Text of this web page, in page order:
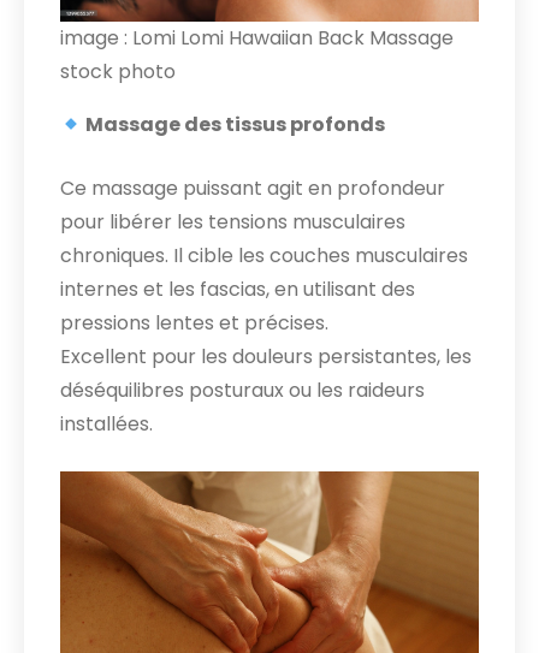
image : Lomi Lomi Hawaiian Back Massage
stock photo
Massage des tissus profonds
Ce massage puissant agit en profondeur
pour libérer les tensions musculaires
chroniques. Il cible les couches musculaires
internes et les fascias, en utilisant des
pressions lentes et précises.
Excellent pour les douleurs persistantes, les
déséquilibres posturaux ou les raideurs
installées.